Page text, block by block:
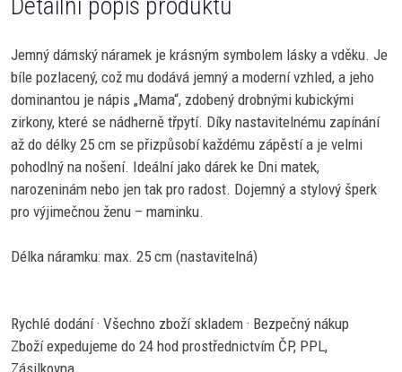
Jemný dámský náramek je krásným symbolem lásky a vděku. Je
bíle pozlacený, což mu dodává jemný a moderní vzhled, a jeho
dominantou je nápis „Mama“, zdobený drobnými kubickými
zirkony, které se nádherně třpytí. Díky nastavitelnému zapínání
až do délky 25 cm se přizpůsobí každému zápěstí a je velmi
pohodlný na nošení. Ideální jako dárek ke Dni matek,
narozeninám nebo jen tak pro radost. Dojemný a stylový šperk
pro výjimečnou ženu – maminku.
Délka náramku: max. 25 cm (nastavitelná)
Rychlé dodání · Všechno zboží skladem · Bezpečný nákup
Zboží expedujeme do 24 hod prostřednictvím ČP, PPL,
Zásilkovna.